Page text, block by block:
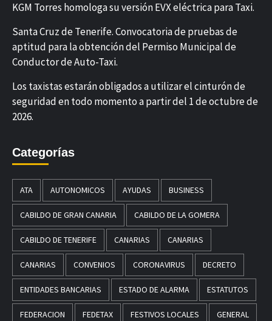
KGM Torres homologa su versión EVX eléctrica para Taxi.
Santa Cruz de Tenerife. Convocatoria de pruebas de
aptitud para la obtención del Permiso Municipal de
Conductor de Auto-Taxi.
Los taxistas estarán obligados a utilizar el cinturón de
seguridad en todo momento a partir del 1 de octubre de
2026.
Categorías
ATA AUTONOMICOS AYUDAS BUSINESS
CABILDO DE GRAN CANARIA CABILDO DE LA GOMERA
CABILDO DE TENERIFE CANARIAS CANARIAS
CANARIAS CONVENIOS CORONAVIRUS DECRETO
ENTIDADES BANCARIAS ESTADO DE ALARMA ESTATUTOS
FEDERACION FEDETAX FESTIVOS LOCALES GENERAL